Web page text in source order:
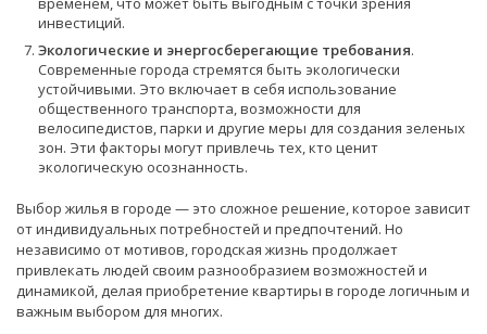
инвестиций.
Экологические и энергосберегающие требования.
Современные города стремятся быть экологически
устойчивыми. Это включает в себя использование
общественного транспорта, возможности для
велосипедистов, парки и другие меры для создания зеленых
зон. Эти факторы могут привлечь тех, кто ценит
экологическую осознанность.
Выбор жилья в городе — это сложное решение, которое зависит
от индивидуальных потребностей и предпочтений. Но
независимо от мотивов, городская жизнь продолжает
привлекать людей своим разнообразием возможностей и
динамикой, делая приобретение квартиры в городе логичным и
важным выбором для многих.